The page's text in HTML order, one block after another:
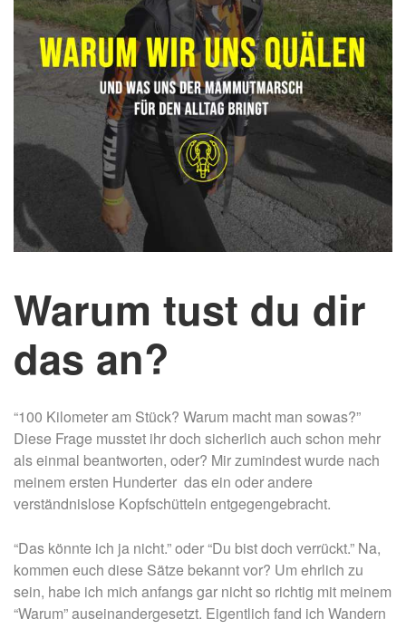
Warum tust du dir
das an?
“100 Kilometer am Stück? Warum macht man sowas?”
Diese Frage musstet ihr doch sicherlich auch schon mehr
als einmal beantworten, oder? Mir zumindest wurde nach
meinem ersten Hunderter das ein oder andere
verständnislose Kopfschütteln entgegengebracht.
“Das könnte ich ja nicht.” oder “Du bist doch verrückt.” Na,
kommen euch diese Sätze bekannt vor? Um ehrlich zu
sein, habe ich mich anfangs gar nicht so richtig mit meinem
“Warum” auseinandergesetzt. Eigentlich fand ich Wandern